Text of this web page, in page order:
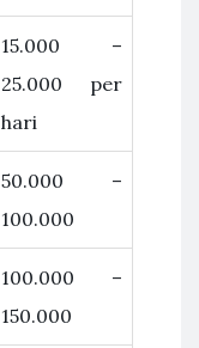
15.000 –
25.000 per
hari
50.000 –
100.000
100.000 –
150.000